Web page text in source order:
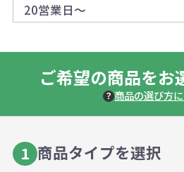
20営業日～
ご希望の商品をお
商品の選び方
1 商品タイプを選択